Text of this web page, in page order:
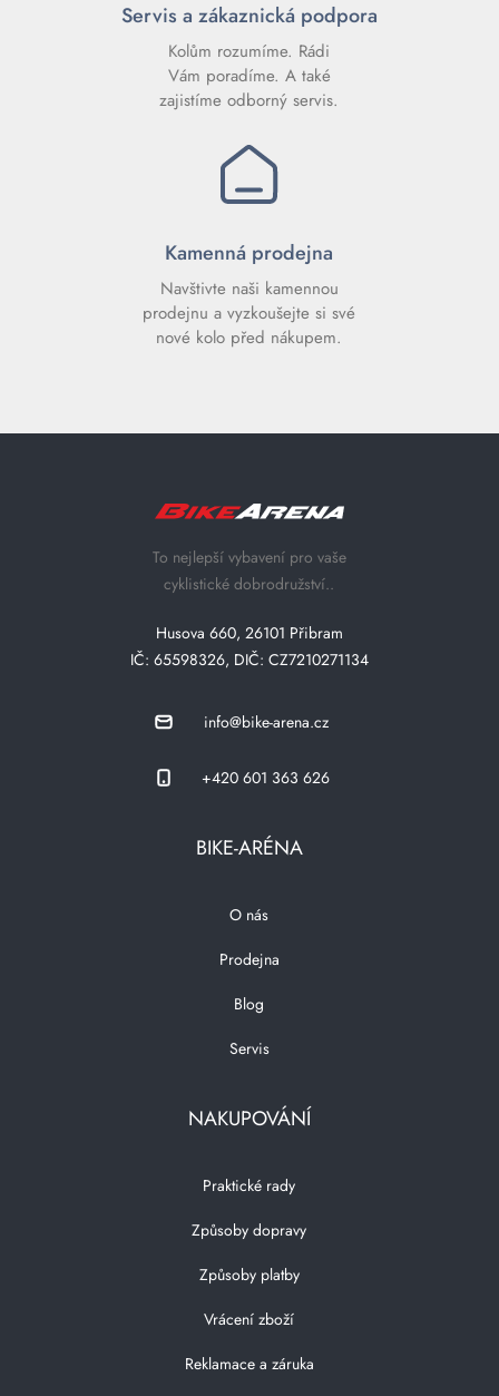
Servis a zákaznická podpora
Kolům rozumíme. Rádi
Vám poradíme. A také
zajistíme odborný servis.
Kamenná prodejna
Navštivte naši kamennou
prodejnu a vyzkoušejte si své
nové kolo před nákupem.
To nejlepší vybavení pro vaše
cyklistické dobrodružství..
Husova 660, 26101 Přibram
IČ: 65598326, DIČ: CZ7210271134
info@bike-arena.cz
+420 601 363 626
BIKE-ARÉNA
O nás
Prodejna
Blog
Servis
NAKUPOVÁNÍ
Praktické rady
Způsoby dopravy
Způsoby platby
Vrácení zboží
Reklamace a záruka